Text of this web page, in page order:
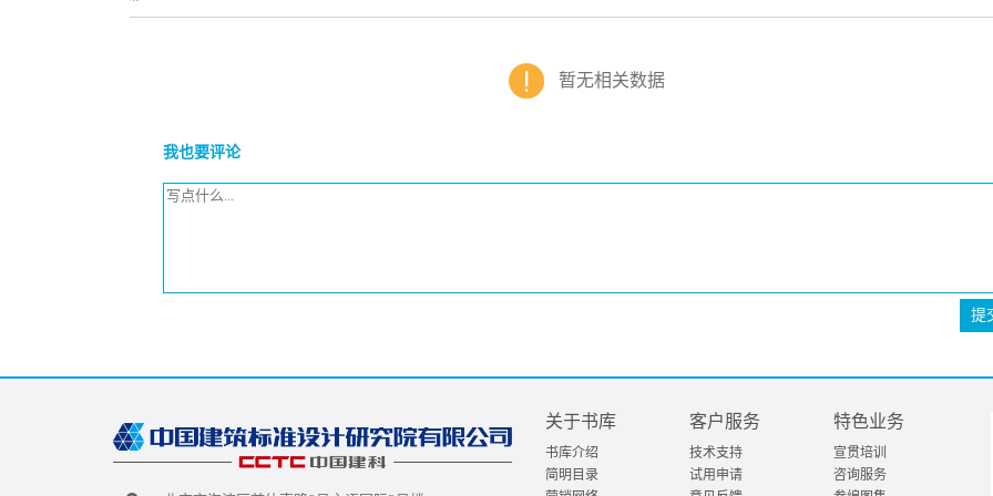
暂无相关数据
我也要评论
提
关于书库
书库介绍
简明目录
客户服务
技术支持
试用申请
特色业务
宣贯培训
咨询服务